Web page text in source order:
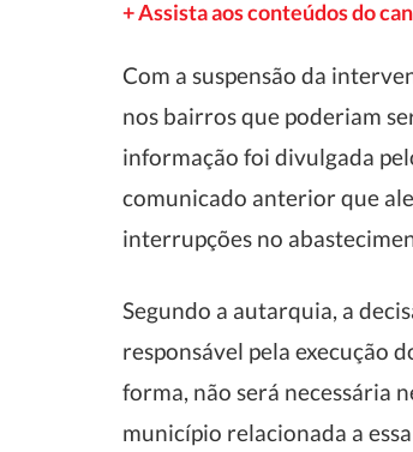
+ Assista aos conteúdos do
Com a suspensão da
nos bairros que poderiam
informação foi divulgada
comunicado anterior que
interrupções no
Segundo a autarquia, a
responsável pela execução
forma, não será necessária
município relacionada a